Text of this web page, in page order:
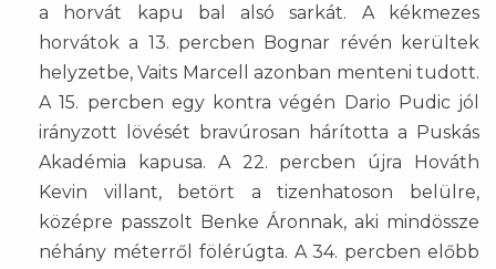
a horvát kapu bal alsó sarkát. A kékmezes
horvátok a 13. percben Bognar révén kerültek
helyzetbe, Vaits Marcell azonban menteni tudott.
A 15. percben egy kontra végén Dario Pudic jól
irányzott lövését bravúrosan hárította a Puskás
Akadémia kapusa. A 22. percben újra Hováth
Kevin villant, betört a tizenhatoson belülre,
középre passzolt Benke Áronnak, aki mindössze
néhány méterről fölérúgta. A 34. percben előbb